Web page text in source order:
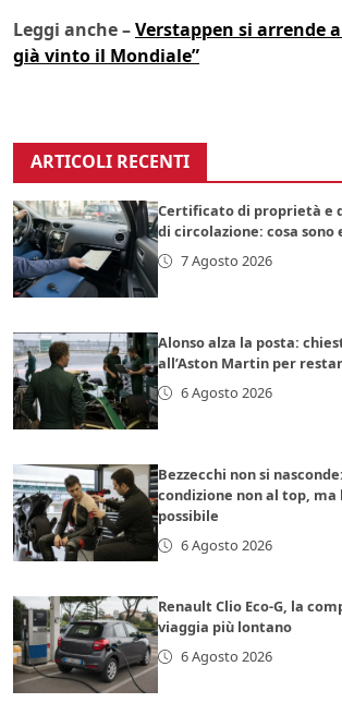
Leggi anche –Verstappen si arrende
già vinto il Mondiale”
ARTICOLI RECENTI
Certificato di proprietà e
di circolazione: cosa sono
7 Agosto 2026
Alonso alza la posta:
all’Aston Martin per
6 Agosto 2026
Bezzecchi non si
condizione non al top,
possibile
6 Agosto 2026
Renault Clio Eco-G, la
viaggia più lontano
6 Agosto 2026